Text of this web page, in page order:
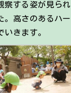
する姿が見ら
高さのあるハ
きます。